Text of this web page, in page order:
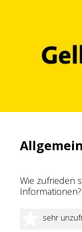
Wie zufrieden
Informationen?
sehr
1